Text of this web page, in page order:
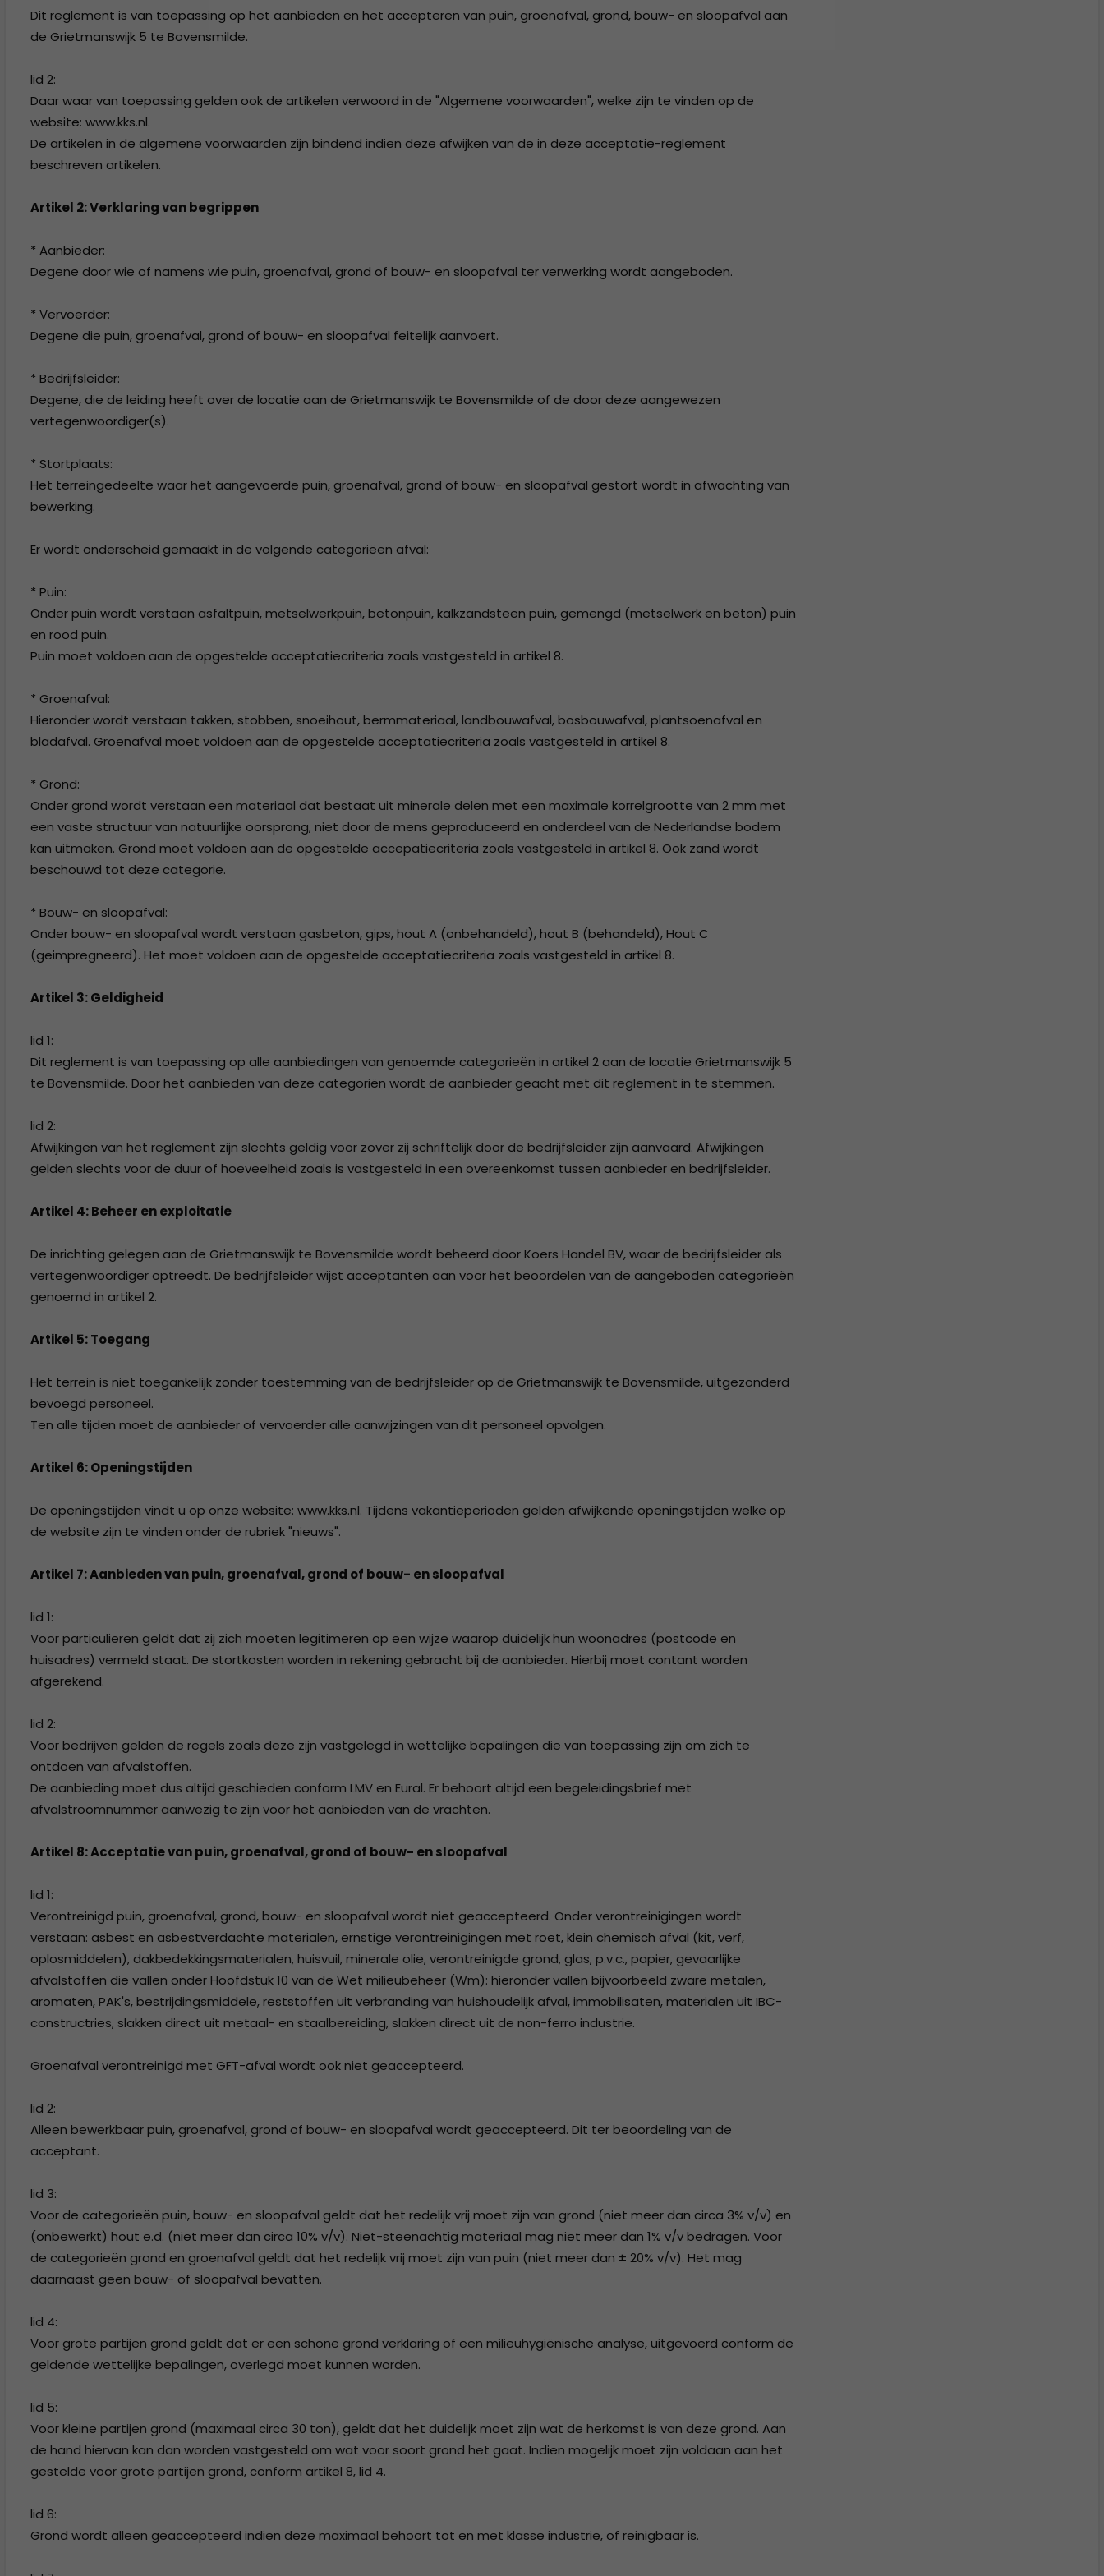
2018
2014
2010
2008
2006
ISO 9001 Certificaat - K.K.S.
Dit reglement is van toepassing op het aanbieden en het accepteren van puin, groenafval, grond, bouw- en sloopafval aan
de Grietmanswijk 5 te Bovensmilde.
lid 2:
Daar waar van toepassing gelden ook de artikelen verwoord in de "Algemene voorwaarden", welke zijn te vinden op de
website: www.kks.nl.
De artikelen in de algemene voorwaarden zijn bindend indien deze afwijken van de in deze acceptatie-reglement
beschreven artikelen.
Artikel 2: Verklaring van begrippen
* Aanbieder:
Degene door wie of namens wie puin, groenafval, grond of bouw- en sloopafval ter verwerking wordt aangeboden.
* Vervoerder:
Degene die puin, groenafval, grond of bouw- en sloopafval feitelijk aanvoert.
* Bedrijfsleider:
Degene, die de leiding heeft over de locatie aan de Grietmanswijk te Bovensmilde of de door deze aangewezen
vertegenwoordiger(s).
* Stortplaats:
Het terreingedeelte waar het aangevoerde puin, groenafval, grond of bouw- en sloopafval gestort wordt in afwachting van
bewerking.
Er wordt onderscheid gemaakt in de volgende categoriëen afval:
* Puin:
Onder puin wordt verstaan asfaltpuin, metselwerkpuin, betonpuin, kalkzandsteen puin, gemengd (metselwerk en beton) puin
en rood puin.
Puin moet voldoen aan de opgestelde acceptatiecriteria zoals vastgesteld in artikel 8.
* Groenafval:
Hieronder wordt verstaan takken, stobben, snoeihout, bermmateriaal, landbouwafval, bosbouwafval, plantsoenafval en
bladafval. Groenafval moet voldoen aan de opgestelde acceptatiecriteria zoals vastgesteld in artikel 8.
* Grond:
Onder grond wordt verstaan een materiaal dat bestaat uit minerale delen met een maximale korrelgrootte van 2 mm met
een vaste structuur van natuurlijke oorsprong, niet door de mens geproduceerd en onderdeel van de Nederlandse bodem
kan uitmaken. Grond moet voldoen aan de opgestelde accepatiecriteria zoals vastgesteld in artikel 8. Ook zand wordt
beschouwd tot deze categorie.
* Bouw- en sloopafval:
Onder bouw- en sloopafval wordt verstaan gasbeton, gips, hout A (onbehandeld), hout B (behandeld), Hout C
(geimpregneerd). Het moet voldoen aan de opgestelde acceptatiecriteria zoals vastgesteld in artikel 8.
Artikel 3: Geldigheid
lid 1:
Dit reglement is van toepassing op alle aanbiedingen van genoemde categorieën in artikel 2 aan de locatie Grietmanswijk 5
te Bovensmilde. Door het aanbieden van deze categoriën wordt de aanbieder geacht met dit reglement in te stemmen.
lid 2:
Afwijkingen van het reglement zijn slechts geldig voor zover zij schriftelijk door de bedrijfsleider zijn aanvaard. Afwijkingen
gelden slechts voor de duur of hoeveelheid zoals is vastgesteld in een overeenkomst tussen aanbieder en bedrijfsleider.
Artikel 4: Beheer en exploitatie
De inrichting gelegen aan de Grietmanswijk te Bovensmilde wordt beheerd door Koers Handel BV, waar de bedrijfsleider als
vertegenwoordiger optreedt. De bedrijfsleider wijst acceptanten aan voor het beoordelen van de aangeboden categorieën
genoemd in artikel 2.
Artikel 5: Toegang
Het terrein is niet toegankelijk zonder toestemming van de bedrijfsleider op de Grietmanswijk te Bovensmilde, uitgezonderd
bevoegd personeel.
Ten alle tijden moet de aanbieder of vervoerder alle aanwijzingen van dit personeel opvolgen.
Artikel 6: Openingstijden
De openingstijden vindt u op onze website: www.kks.nl. Tijdens vakantieperioden gelden afwijkende openingstijden welke op
de website zijn te vinden onder de rubriek "nieuws".
Artikel 7: Aanbieden van puin, groenafval, grond of bouw- en sloopafval
lid 1:
Voor particulieren geldt dat zij zich moeten legitimeren op een wijze waarop duidelijk hun woonadres (postcode en
huisadres) vermeld staat. De stortkosten worden in rekening gebracht bij de aanbieder. Hierbij moet contant worden
afgerekend.
lid 2:
Voor bedrijven gelden de regels zoals deze zijn vastgelegd in wettelijke bepalingen die van toepassing zijn om zich te
ontdoen van afvalstoffen.
De aanbieding moet dus altijd geschieden conform LMV en Eural. Er behoort altijd een begeleidingsbrief met
afvalstroomnummer aanwezig te zijn voor het aanbieden van de vrachten.
Artikel 8: Acceptatie van puin, groenafval, grond of bouw- en sloopafval
lid 1:
Verontreinigd puin, groenafval, grond, bouw- en sloopafval wordt niet geaccepteerd. Onder verontreinigingen wordt
verstaan: asbest en asbestverdachte materialen, ernstige verontreinigingen met roet, klein chemisch afval (kit, verf,
oplosmiddelen), dakbedekkingsmaterialen, huisvuil, minerale olie, verontreinigde grond, glas, p.v.c., papier, gevaarlijke
afvalstoffen die vallen onder Hoofdstuk 10 van de Wet milieubeheer (Wm): hieronder vallen bijvoorbeeld zware metalen,
aromaten, PAK's, bestrijdingsmiddele, reststoffen uit verbranding van huishoudelijk afval, immobilisaten, materialen uit IBC-
constructries, slakken direct uit metaal- en staalbereiding, slakken direct uit de non-ferro industrie.
Groenafval verontreinigd met GFT-afval wordt ook niet geaccepteerd.
lid 2:
Alleen bewerkbaar puin, groenafval, grond of bouw- en sloopafval wordt geaccepteerd. Dit ter beoordeling van de
acceptant.
lid 3:
Voor de categorieën puin, bouw- en sloopafval geldt dat het redelijk vrij moet zijn van grond (niet meer dan circa 3% v/v) en
(onbewerkt) hout e.d. (niet meer dan circa 10% v/v). Niet-steenachtig materiaal mag niet meer dan 1% v/v bedragen. Voor
de categorieën grond en groenafval geldt dat het redelijk vrij moet zijn van puin (niet meer dan ± 20% v/v). Het mag
daarnaast geen bouw- of sloopafval bevatten.
lid 4:
Voor grote partijen grond geldt dat er een schone grond verklaring of een milieuhygiënische analyse, uitgevoerd conform de
geldende wettelijke bepalingen, overlegd moet kunnen worden.
lid 5:
Voor kleine partijen grond (maximaal circa 30 ton), geldt dat het duidelijk moet zijn wat de herkomst is van deze grond. Aan
de hand hiervan kan dan worden vastgesteld om wat voor soort grond het gaat. Indien mogelijk moet zijn voldaan aan het
gestelde voor grote partijen grond, conform artikel 8, lid 4.
lid 6:
Grond wordt alleen geaccepteerd indien deze maximaal behoort tot en met klasse industrie, of reinigbaar is.